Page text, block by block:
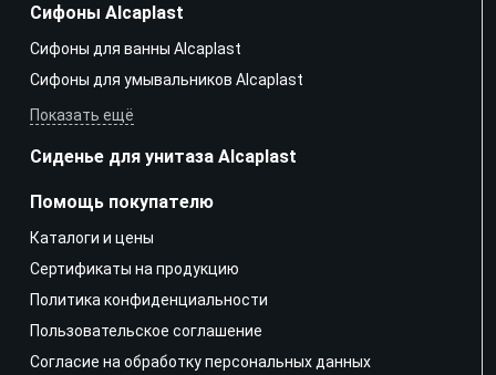
Сифоны Alcaplast
Сифоны для ванны Alcaplast
Сифоны для умывальников Alcaplast
Показать ещё
Сиденье для унитаза Alcaplast
Помощь покупателю
Каталоги и цены
Сертификаты на продукцию
Политика конфиденциальности
Пользовательское соглашение
Согласие на обработку персональных данных